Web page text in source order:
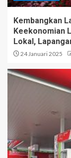
Kembangkan
Keekonomian
Lokal,
24 Januari 2025